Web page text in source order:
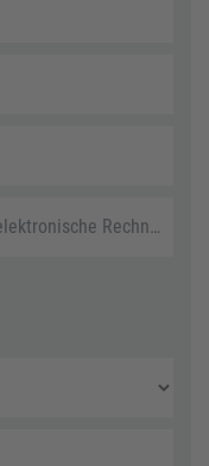
zentrale E-Mail-Adresse für all Ihre elektronische Rechnungen